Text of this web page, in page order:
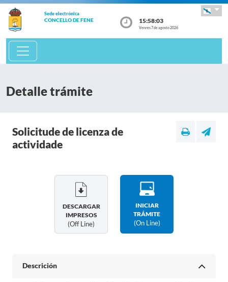
Sede electrónica
CONCELLO DE FENE 15:58:04
Venres 7 de agosto 2026
Detalle trámite
Solicitude de licenza de
actividade
DESCARGAR
IMPRESOS
(off Line)
INICIAR
TRÁMITE
(on Line)
Descrición